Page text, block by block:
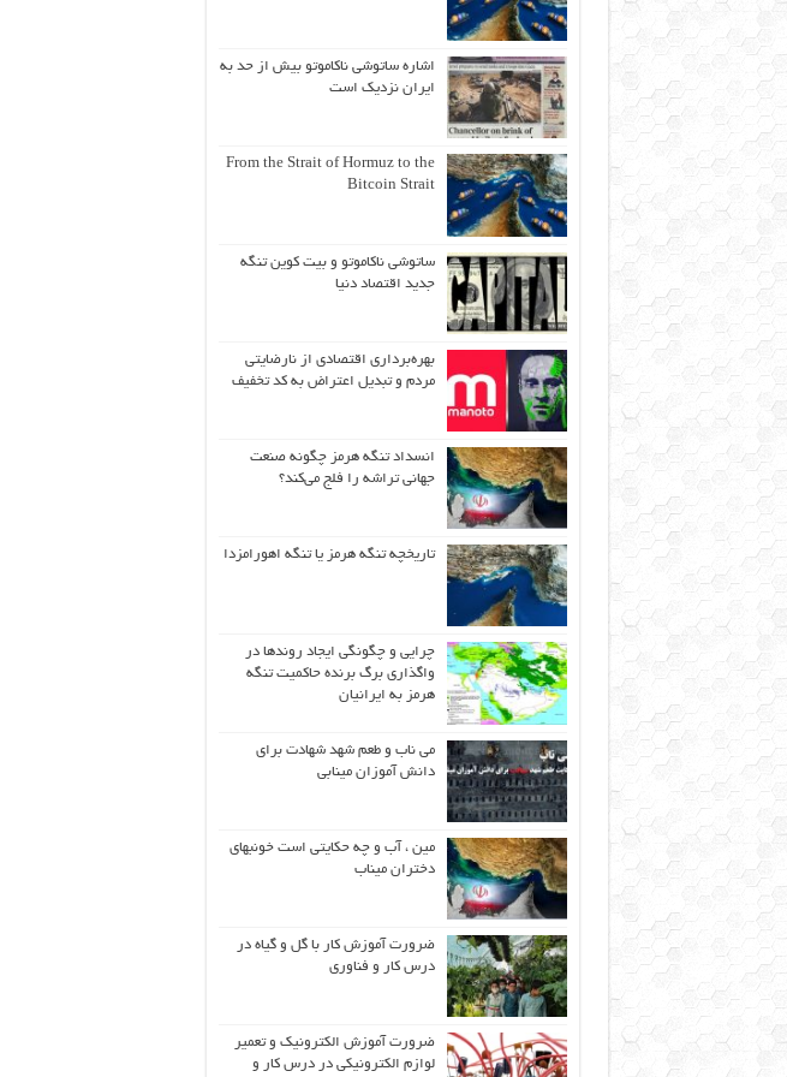
اشاره ساتوشی ناکاموتو بیش از حد به
ایران نزدیک است
From the Strait of Hormuz to the
Bitcoin Strait
ساتوشی ناکاموتو و بیت کوین تنگه
جدید اقتصاد دنیا
بهره‌برداری اقتصادی از نارضایتی
مردم و تبدیل اعتراض به کد تخفیف
انسداد تنگه هرمز چگونه صنعت
جهانی تراشه را فلج می‌کند؟
تاریخچه تنگه هرمز یا تنگه اهورامزدا
چرایی و چگونگی ایجاد روندها در
واگذاری برگ برنده حاکمیت تنگه
هرمز به ایرانیان
می ناب و طعم شهد شهادت برای
دانش آموزان مینابی
مین ، آب و چه حکایتی است خونبهای
دختران میناب
ضرورت آموزش کار با گل و گیاه در
درس کار و فناوری
ضرورت آموزش الکترونیک و تعمیر
لوازم الکترونیکی در درس کار و